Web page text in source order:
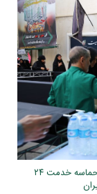
گزارش تصویری ۳ /میزبانی کریمانه در سایه خورشید قم؛ حماسه خدمت ۲۴